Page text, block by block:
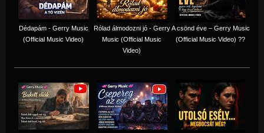
Dédapám - Gerry Music
(Official Music Video)
Rólad álmodozni jó - Gerry
Music (Official Music
Video)
A csönd éve – Gerry Music
(Official Music Video) ??